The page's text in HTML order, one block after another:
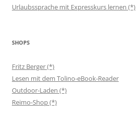
Urlaubssprache mit Expresskurs lernen (*)
SHOPS
Fritz Berger (*)
Lesen mit dem Tolino-eBook-Reader
Outdoor-Laden (*)
Reimo-Shop (*)